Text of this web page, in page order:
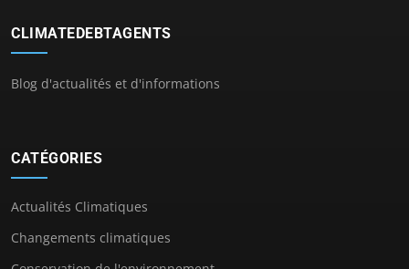
CLIMATEDEBTAGENTS
Blog d'actualités et d'informations
CATÉGORIES
Actualités Climatiques
Changements climatiques